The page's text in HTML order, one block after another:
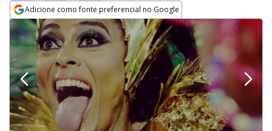
Adicione como fonte preferencial no Google
Opens in new window